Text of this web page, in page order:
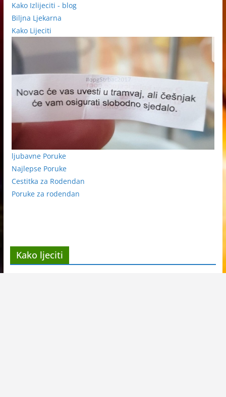
Kako Izlijeciti - blog
Biljna Ljekarna
Kako Lijeciti
ljubavne Poruke
Najlepse Poruke
Cestitka za Rodendan
Poruke za rodendan
Kako ljeciti